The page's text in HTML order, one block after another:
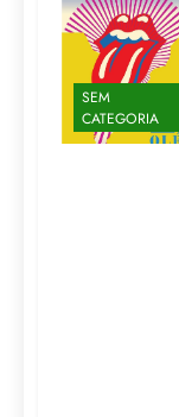
SEM
CATEGORIA